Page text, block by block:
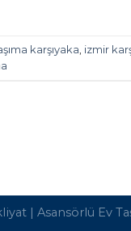
karşıyaka izmir
| Asansörlü Ev